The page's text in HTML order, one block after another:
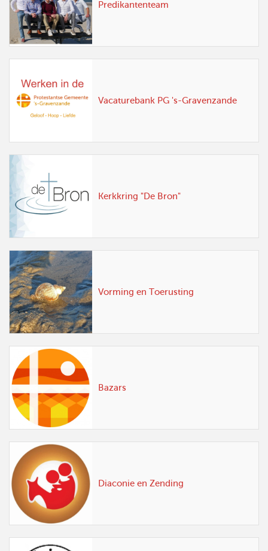
Predikantenteam
Vacaturebank PG 's-Gravenzande
Kerkkring "De Bron"
Vorming en Toerusting
Bazars
Diaconie en Zending